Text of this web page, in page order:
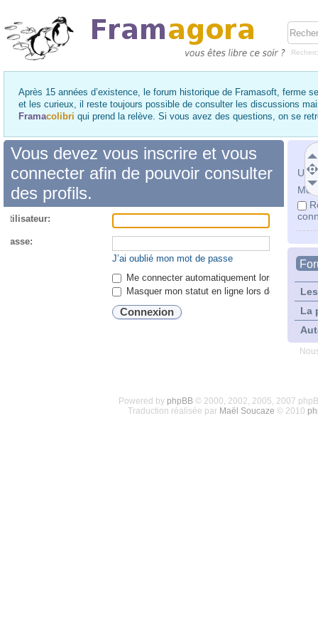
Après 15 années d’existence, le forum historique de Framasoft, ferme
et les curieux, il reste toujours possible de consulter les discussions
Framacolibri qui prend la relève. Si vous avez des questions, on se
Mot
La
Vous devez vous inscrire et vous
connecter afin de pouvoir consulter
des profils.
passe:
J’ai oublié mon mot de passe
Me connecter automatiquement lors de
Masquer mon statut en ligne lors de cette
Powered by phpBB© 2000, 2002, 2005, 2007
Traduction réalisée par Maël Soucaze © 2010